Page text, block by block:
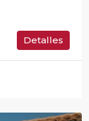
Detalles